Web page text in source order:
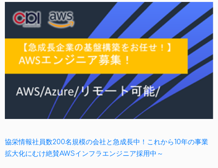
協栄情報社員数200名規模の会社と急成長中！これから10年の事業
拡大化にむけ絶賛AWSインフラエンジニア採用中～